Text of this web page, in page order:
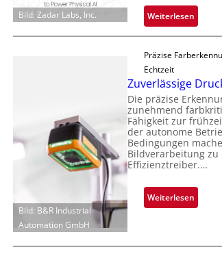
r
m
t
D
a
r
k
V
s
i
c
h
i
l
n
t
Ü
b
e
n
a
Bild: Zadar Labs, Inc. Weiterlesen:
Z
d
r
L
a
b
s
b
u
t
r
Bild: B&R Industrial
Automation GmbH
Präzise
Echtzeit
Zuverlässige
Die präzise
zunehmend
Fähigkeit zur
der autonome
Bedingungen
Bildverarbeitung
Effizienztreiber.…
Weiterlesen:
Z